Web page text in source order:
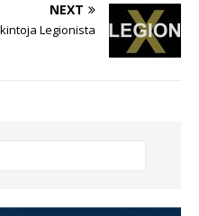
NEXT
Legionista